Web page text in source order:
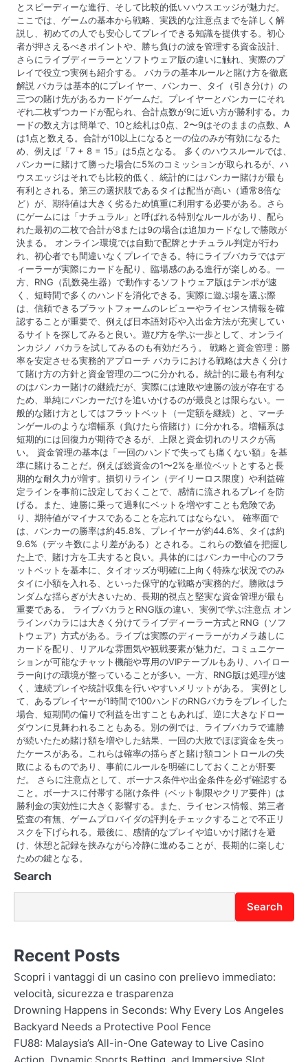
o
n
とスピーディーな進行、そして比較的低いハウスエッジが魅力だ。
ここでは、ゲームの基本から戦略、実践的な注意点までを詳しく解
説し、初めての人でも安心してプレイできる知識を提供する。初心
者が押さえるべきポイントや、勝ち負けの波を管理する資金設計、
さらにライブディーラーとソフトウェア版の違いに触れ、実際のプ
レイで役立つ実例も紹介する。 バカラの基本ルールと賭け方を徹底
解説 バカラは基本的にプレイヤー、バンカー、タイ（引き分け）の
三つの賭け先があるカードゲームだ。プレイヤーとバンカーにそれ
ぞれ二枚ずつカードが配られ、合計点数が9に近い方が勝利する。カ
ードの数え方は簡単で、10と絵札は0点、2〜9はそのままの点数、A
は1点と数える。合計が10以上になると一の位のみが有効になるた
め、例えば「7 + 8 = 15」は5点となる。 多くのハウスルールでは、
バンカーに賭けて勝った場合に5%のコミッションが取られるが、ハ
ウスエッジはそれでも比較的低く、統計的にはバンカー賭けが最も
有利とされる。第三の選択肢であるタイは配当が高い（通常8倍な
ど）が、期待値は大きく劣るため慎重に利用する必要がある。さら
にゲームには「ナチュラル」と呼ばれる特別なルールがあり、配ら
れた最初の二枚で合計が8または9の場合は追加カードなしで勝敗が
決まる。 オンライン環境では自動で配牌とナチュラル判定が行わ
れ、初心者でも間違いなくプレイできる。特にライブバカラではデ
ィーラーが実際にカードを配り、臨場感のある進行が楽しめる。一
方、RNG（乱数発生器）で動作するソフトウェア版はテンポが速
く、短時間で多くのハンドを消化できる。実際に遊ぶ場を選ぶ際
は、信頼できるプラットフォームのレビューやライセンス情報を確
認することが重要で、例えば日本語対応や入出金方法が充実してい
るサイトを探してみると良い。遊び方を学ぶ一歩として、オンライ
ンカジノ バカラを試してみるのも有効だろう。 戦略と資金管理：勝
率を安定させる実務的アプローチ バカラにおける戦略は大きく分け
て賭け方の方針と資金管理の二つに分かれる。統計的に最も有利な
のはバンカー賭けの継続だが、実際には連敗や連勝の波が存在する
ため、単純にバンカーだけを追いかけるのが最良とは限らない。一
般的な賭け方としてはフラットベット（一定額を継続）と、マーチ
ンゲールのような増幅系（負けたら倍賭け）に分かれる。増幅系は
短期的には回復力が期待できるが、上限と資金切れのリスクが高
い。 資金管理の基本は「一回のハンドで失っても痛くない額」を基
準に賭けることだ。例えば総資金の1〜2%を単位ベットとすると長
期的な耐久力が増す。損切りライン（デイリーロス限度）や利益確
定ラインを事前に設定しておくことで、感情に流されるプレイを防
げる。また、連勝に乗って過剰にベットを増やすことも危険であ
り、期待値がマイナスであることを忘れてはならない。 確率面で
は、バンカーの勝率は約45.8%、プレイヤーが約44.6%、タイは約
9.6%（デッキ数により差がある）とされる。これらの数値を把握し
た上で、賭け方を工夫すると良い。具体的にはバンカー中心のフラ
ットベットを基本に、タイオッズが明確に上向く特殊な状況でのみ
タイに小額を入れる、といった保守的な戦略が実務的だ。勝敗はラ
ンダムな揺らぎが大きいため、長期的視点と堅実な資金管理が最も
重要である。 ライブバカラとRNG版の違い、実例で学ぶ注意点 オン
ラインバカラには大きく分けてライブディーラー方式とRNG（ソフ
トウェア）方式がある。ライブは実際のディーラーがカメラ越しに
カードを配り、リアルな雰囲気や観戦要素が魅力だ。コミュニケー
ションが可能なチャット機能や専用のVIPテーブルもあり、ハイロー
ラー向けの環境が整っていることが多い。一方、RNG版は処理が速
く、連続プレイや統計収集を行いやすいメリットがある。 実例とし
て、あるプレイヤーが1時間で100ハンドのRNGバカラをプレイした
場合、短期間の偏りで利益を出すこともあれば、逆に大きなドロー
ダウンに見舞われることもある。別の例では、ライブバカラで連勝
が続いたため賭け額を増やした結果、一回の大敗でほぼ資金を失っ
たケースがある。これらは確率の揺らぎと賭け額コントロールの失
敗によるものであり、事前にルールを明確にしておくことが肝要
だ。 さらに注意点として、ボーナス条件や出金条件を必ず確認する
こと。ボーナスに付帯する賭け条件（ベット制限やクリア要件）は
勝利金の実効性に大きく影響する。また、ライセンス情報、第三者
監査の有無、ゲームプロバイダの評判をチェックすることで不正リ
スクを下げられる。最後に、感情的なプレイや追いかけ賭けを避
け、休憩と記録を挟みながら冷静に進めることが、長期的に楽しむ
ための鍵となる。
Search
Search
Recent Posts
Scopri i vantaggi di un casino con prelievo immediato:
velocità, sicurezza e trasparenza
Drowning Happens in Seconds: Why Every Los Angeles
Backyard Needs a Protective Pool Fence
FU88: Malaysia’s All-in-One Gateway to Live Casino